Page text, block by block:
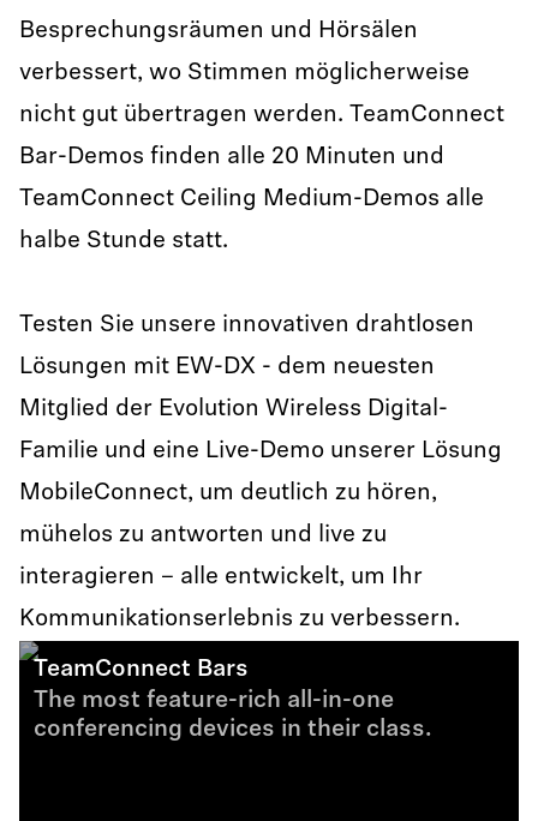
Besprechungsräumen und Hörsälen
verbessert, wo Stimmen möglicherweise
nicht gut übertragen werden. TeamConnect
Bar-Demos finden alle 20 Minuten und
TeamConnect Ceiling Medium-Demos alle
halbe Stunde statt.
Testen Sie unsere innovativen drahtlosen
Lösungen mit EW-DX - dem neuesten
Mitglied der Evolution Wireless Digital-
Familie und eine Live-Demo unserer Lösung
MobileConnect, um deutlich zu hören,
mühelos zu antworten und live zu
interagieren – alle entwickelt, um Ihr
Kommunikationserlebnis zu verbessern.
TeamConnect Bars
The most feature-rich all-in-one
conferencing devices in their class.